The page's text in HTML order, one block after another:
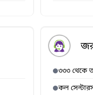
৩৩৩ থেকে
কল